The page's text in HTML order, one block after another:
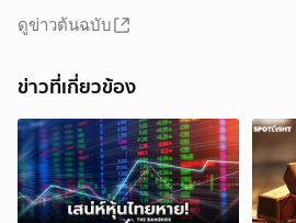
ดูข่าวต้นฉบับ
ข่าวที่เกี่ยวข้อง